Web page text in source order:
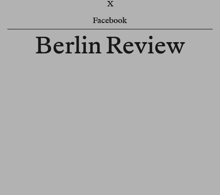
X
Facebook
Berlin Review